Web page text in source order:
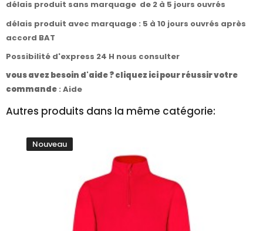
délais produit sans marquage de 2 à 5 jours ouvrés
délais produit avec marquage : 5 à 10 jours ouvrés après
accord BAT
Possibilité d'express 24 H nous consulter
vous avez besoin d'aide ? cliquez ici pour réussir votre
commande : Aide
Autres produits dans la même catégorie:
Nouveau